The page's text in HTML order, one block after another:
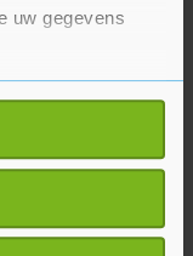
uw gegevens
kan zijn
actief te
(fingerprinting)
Dumfries, Van
Jong,
Weghorst en